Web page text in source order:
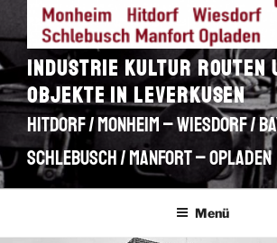
Industrie Kultur Routen
Objekte in Leverkusen
Hitdorf / Monheim – Wiesdorf /
Schlebusch / Manfort – Opladen
Menü